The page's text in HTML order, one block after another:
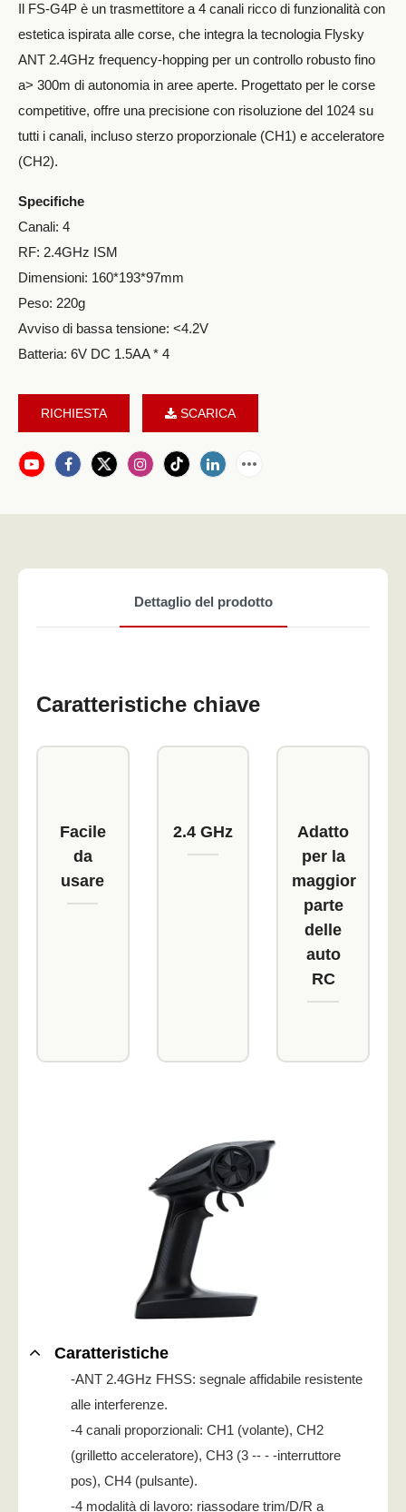
Il FS-G4P è un trasmettitore a 4 canali ricco di funzionalità con
estetica ispirata alle corse, che integra la tecnologia Flysky
ANT 2.4GHz frequency-hopping per un controllo robusto fino
a> 300m di autonomia in aree aperte. Progettato per le corse
competitive, offre una precisione con risoluzione del 1024 su
tutti i canali, incluso sterzo proporzionale (CH1) e acceleratore
(CH2).
Specifiche
Canali: 4
RF: 2.4GHz ISM
Dimensioni: 160*193*97mm
Peso: 220g
Avviso di bassa tensione: <4.2V
Batteria: 6V DC 1.5AA * 4
RICHIESTA SCARICA
Dettaglio del prodotto
Caratteristiche chiave
Facile
da
usare
2.4 GHz
Adatto
per la
maggior
parte
delle
auto
RC
Caratteristiche
-ANT 2.4GHz FHSS: segnale affidabile resistente
alle interferenze.
-4 canali proporzionali: CH1 (volante), CH2
(grilletto acceleratore), CH3 (3 -- - -interruttore
pos), CH4 (pulsante).
-4 modalità di lavoro: riassodare trim/D/R a